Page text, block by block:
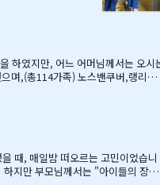
작으로 학부모님들께 답을 마추신 분